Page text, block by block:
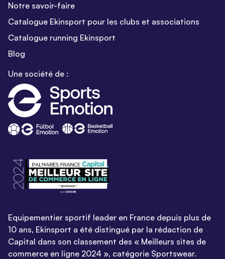
Notre savoir-faire
Catalogue Ekinsport pour les clubs et associations
Catalogue running Ekinsport
Blog
Une société de :
Equipementier sportif leader en France depuis plus de
10 ans, Ekinsport a été distingué par la rédaction de
Capital dans son classement des « Meilleurs sites de
commerce en ligne 2024 », catégorie Sportswear.